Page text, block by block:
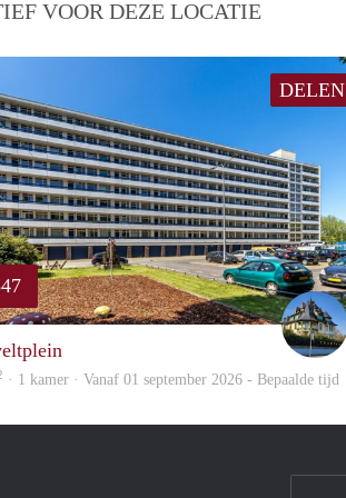
VOOR DEZE LOCATIE
DELEN
· 1 kamer · Vanaf 01 september 2026 - Bepaalde tijd